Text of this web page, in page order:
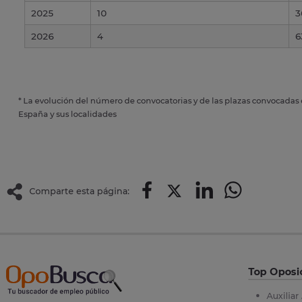
2025
10
2026
4
* La evolución del número de convocatorias y de las plazas
España y sus localidades
Comparte esta página:
Top